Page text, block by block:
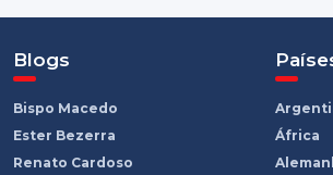
Blogs
Bispo Macedo
Ester Bezerra
Renato Cardoso
África